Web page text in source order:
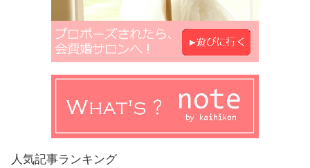
人気記事ランキング